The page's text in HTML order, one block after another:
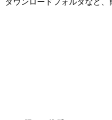
ウンロードフォルダなど、